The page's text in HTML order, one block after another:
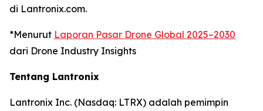
di Lantronix.com.
*Menurut Laporan Pasar Drone Global 2025–2030
dari Drone Industry Insights
Tentang Lantronix
Lantronix Inc. (Nasdaq: LTRX) adalah pemimpin